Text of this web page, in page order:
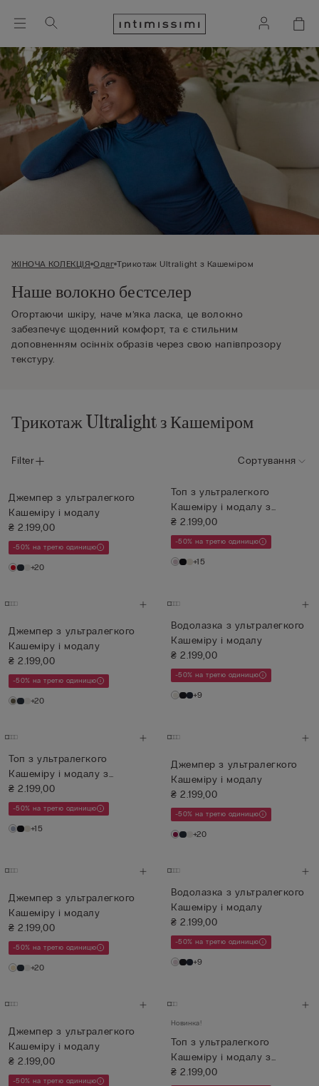
ЖІНОЧА КОЛЕКЦІЯ Одяг Трикотаж Ultralight з Кашеміром
Наше волокно бестселер
Огортаючи шкіру, наче м’яка ласка, це волокно
забезпечує щоденний комфорт, та є стильним
доповненням осінніх образів через свою напівпрозору
текстуру.
Трикотаж Ultralight з Кашеміром
Filter Сортування
Джемпер з ультралегкого
Кашеміру і модалу
₴ 2.199,00
-50% на третю одиницю
+20
Топ з ультралегкого
Кашеміру і модалу з
Мереживом
₴ 2.199,00
-50% на третю одиницю
+15
Джемпер з ультралегкого
Кашеміру і модалу
₴ 2.199,00
-50% на третю одиницю
+20
Водолазка з ультралегкого
Кашеміру і модалу
₴ 2.199,00
-50% на третю одиницю
+9
Топ з ультралегкого
Кашеміру і модалу з
Мереживом
₴ 2.199,00
-50% на третю одиницю
+15
Джемпер з ультралегкого
Кашеміру і модалу
₴ 2.199,00
-50% на третю одиницю
+20
Джемпер з ультралегкого
Кашеміру і модалу
₴ 2.199,00
-50% на третю одиницю
+20
Водолазка з ультралегкого
Кашеміру і модалу
₴ 2.199,00
-50% на третю одиницю
+9
Джемпер з ультралегкого
Кашеміру і модалу
₴ 2.199,00
-50% на третю одиницю
Новинка!
Топ з ультралегкого
Кашеміру і модалу з
Мереживом
₴ 2.199,00